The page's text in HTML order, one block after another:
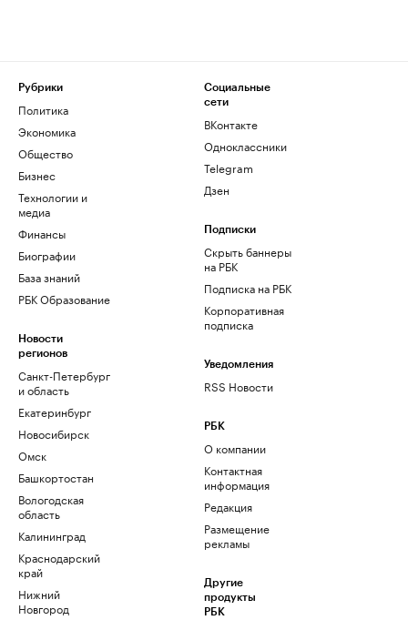
Рубрики
Политика
Экономика
Общество
Бизнес
Технологии и
медиа
Финансы
Биографии
База знаний
РБК Образование
Новости
регионов
Санкт-Петербург
и область
Екатеринбург
Новосибирск
Омск
Башкортостан
Вологодская
область
Калининград
Краснодарский
край
Нижний
Новгород
Социальные
сети
ВКонтакте
Одноклассники
Telegram
Дзен
Подписки
Скрыть баннеры
на РБК
Подписка на РБК
Корпоративная
подписка
Уведомления
RSS Новости
РБК
О компании
Контактная
информация
Редакция
Размещение
рекламы
Другие
продукты
РБК